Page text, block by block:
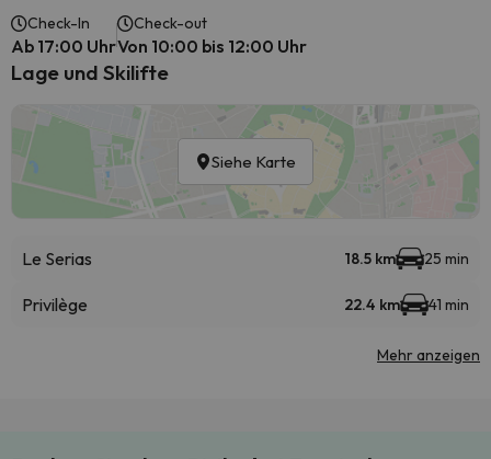
Check-In
Ab 17:00 Uhr
Check-out
Von 10:00 bis 12:00 Uhr
Lage und Skilifte
Siehe Karte
Le Serias 18.5 km 25 min
Privilège 22.4 km 41 min
Mehr anzeigen